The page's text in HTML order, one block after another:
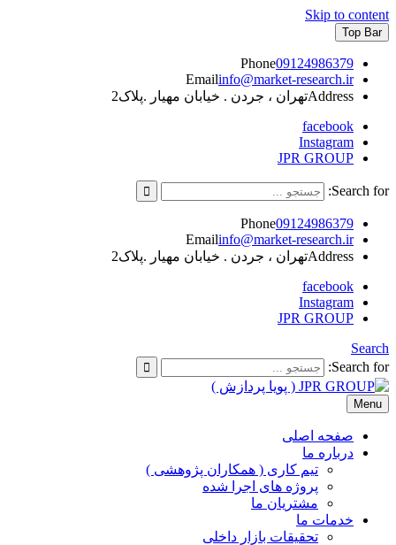
Skip to content
Top Bar
Phone09124986379
Emailinfo@market-research.ir
Addressتهران ، جردن . خیابان مهیار .پلاک2
facebook
Instagram
JPR GROUP
Search for:
Phone09124986379
Emailinfo@market-research.ir
Addressتهران ، جردن . خیابان مهیار .پلاک2
facebook
Instagram
JPR GROUP
Search
Search for:
JPR GROUP ( پویا پردازش )
تحقیقات بازار و برند
Menu
صفحه اصلی
درباره ما
تیم کاری ( همکاران پژوهشی )
پروژه های اجرا شده
مشتریان ما
خدمات ما
تحقیقات بازار داخلی